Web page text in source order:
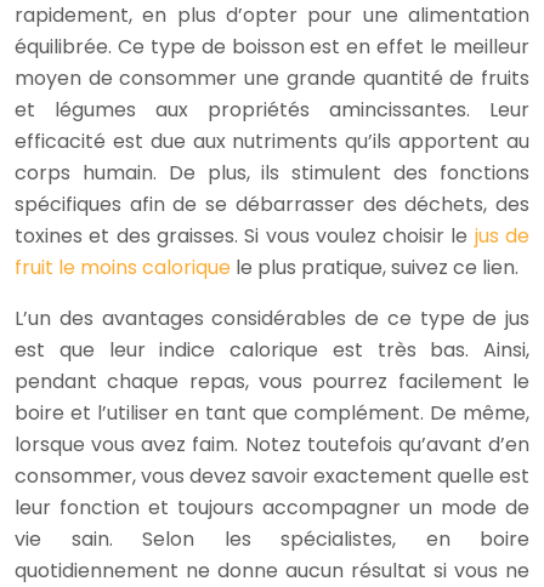
rapidement, en plus d’opter pour une alimentation
équilibrée. Ce type de boisson est en effet le meilleur
moyen de consommer une grande quantité de fruits
et légumes aux propriétés amincissantes. Leur
efficacité est due aux nutriments qu’ils apportent au
corps humain. De plus, ils stimulent des fonctions
spécifiques afin de se débarrasser des déchets, des
toxines et des graisses. Si vous voulez choisir le jus de
fruit le moins calorique le plus pratique, suivez ce lien.
L’un des avantages considérables de ce type de jus
est que leur indice calorique est très bas. Ainsi,
pendant chaque repas, vous pourrez facilement le
boire et l’utiliser en tant que complément. De même,
lorsque vous avez faim. Notez toutefois qu’avant d’en
consommer, vous devez savoir exactement quelle est
leur fonction et toujours accompagner un mode de
vie sain. Selon les spécialistes, en boire
quotidiennement ne donne aucun résultat si vous ne